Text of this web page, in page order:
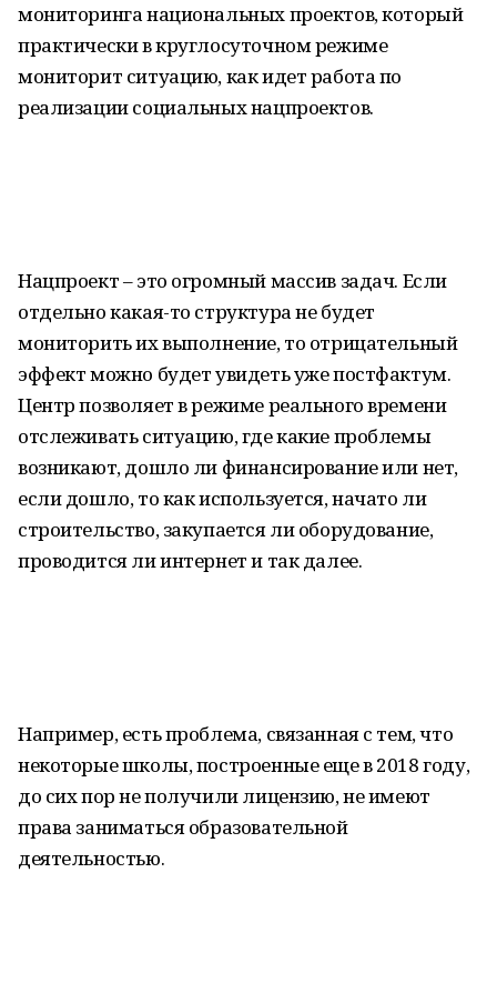
мониторинга национальных проектов, который
практически в круглосуточном режиме
мониторит ситуацию, как идет работа по
реализации социальных нацпроектов.
Нацпроект – это огромный массив задач. Если
отдельно какая-то структура не будет
мониторить их выполнение, то отрицательный
эффект можно будет увидеть уже постфактум.
Центр позволяет в режиме реального времени
отслеживать ситуацию, где какие проблемы
возникают, дошло ли финансирование или нет,
если дошло, то как используется, начато ли
строительство, закупается ли оборудование,
проводится ли интернет и так далее.
Например, есть проблема, связанная с тем, что
некоторые школы, построенные еще в 2018 году,
до сих пор не получили лицензию, не имеют
права заниматься образовательной
деятельностью.